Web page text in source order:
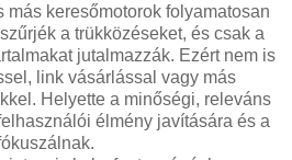
más keresőmotorok folyamatosan
a trükközéseket, és csak a
jutalmazzák. Ezért nem is
link vásárlással vagy más
Helyette a minőségi, releváns
élmény javítására és a